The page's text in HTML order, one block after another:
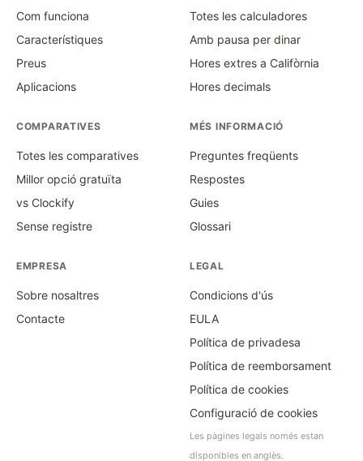
Com funciona
Característiques
Preus
Aplicacions
Totes les calculadores
Amb pausa per dinar
Hores extres a Califòrnia
Hores decimals
COMPARATIVES
Totes les comparatives
Millor opció gratuïta
vs Clockify
Sense registre
MÉS INFORMACIÓ
Preguntes freqüents
Respostes
Guies
Glossari
EMPRESA
Sobre nosaltres
Contacte
LEGAL
Condicions d'ús
EULA
Política de privadesa
Política de reemborsament
Política de cookies
Configuració de cookies
Les pàgines legals només estan
disponibles en anglès.